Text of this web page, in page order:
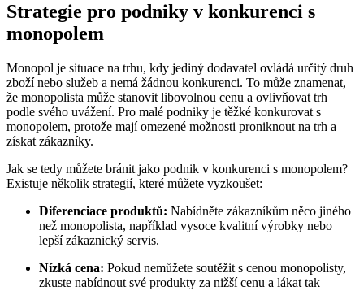
Strategie pro podniky v konkurenci s
monopolem
Monopol je situace na trhu, kdy jediný dodavatel ovládá určitý druh
zboží nebo služeb a nemá žádnou konkurenci. To může znamenat,
že monopolista může stanovit libovolnou cenu a ovlivňovat trh
podle svého uvážení. Pro malé podniky je těžké konkurovat s
monopolem, protože mají omezené možnosti proniknout na trh a
získat zákazníky.
Jak se tedy můžete bránit jako podnik v konkurenci s monopolem?
Existuje několik strategií, které můžete vyzkoušet:
Diferenciace produktů: Nabídněte zákazníkům něco jiného
než monopolista, například vysoce kvalitní výrobky nebo
lepší zákaznický servis.
Nízká cena: Pokud nemůžete soutěžit s cenou monopolisty,
zkuste nabídnout své produkty za nižší cenu a lákat tak